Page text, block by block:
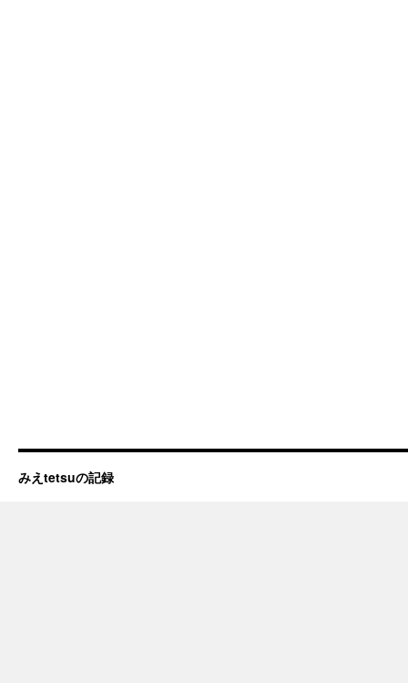
みえtetsuの記録